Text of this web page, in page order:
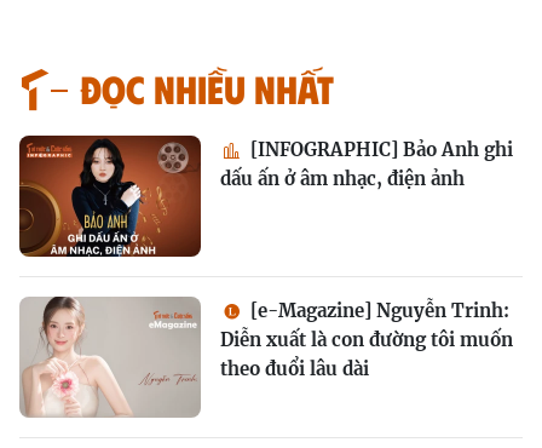
Đọc nhiều nhất
[INFOGRAPHIC] Bảo Anh ghi
dấu ấn ở âm nhạc, điện ảnh
[e-Magazine] Nguyễn Trinh:
Diễn xuất là con đường tôi muốn
theo đuổi lâu dài